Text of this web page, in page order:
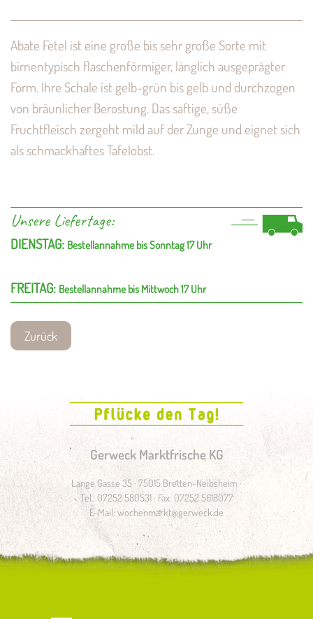
Abate Fetel ist eine große bis sehr große Sorte mit
birnentypisch flaschenförmiger, länglich ausgeprägter
Form. Ihre Schale ist gelb-grün bis gelb und durchzogen
von bräunlicher Berostung. Das saftige, süße
Fruchtfleisch zergeht mild auf der Zunge und eignet sich
als schmackhaftes Tafelobst.
Unsere Liefertage:
DIENSTAG: Bestellannahme bis Sonntag 17 Uhr
FREITAG: Bestellannahme bis Mittwoch 17 Uhr
Zurück
Gerweck Marktfrische KG
Lange Gasse 35 · 75015 Bretten-Neibsheim ·
Tel.: 07252 580531 · Fax: 07252 5618077
E-Mail: wochenmarkt@gerweck.de